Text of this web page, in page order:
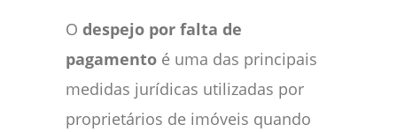
O despejo por falta de
pagamento é uma das principais
medidas jurídicas utilizadas por
proprietários de imóveis quando